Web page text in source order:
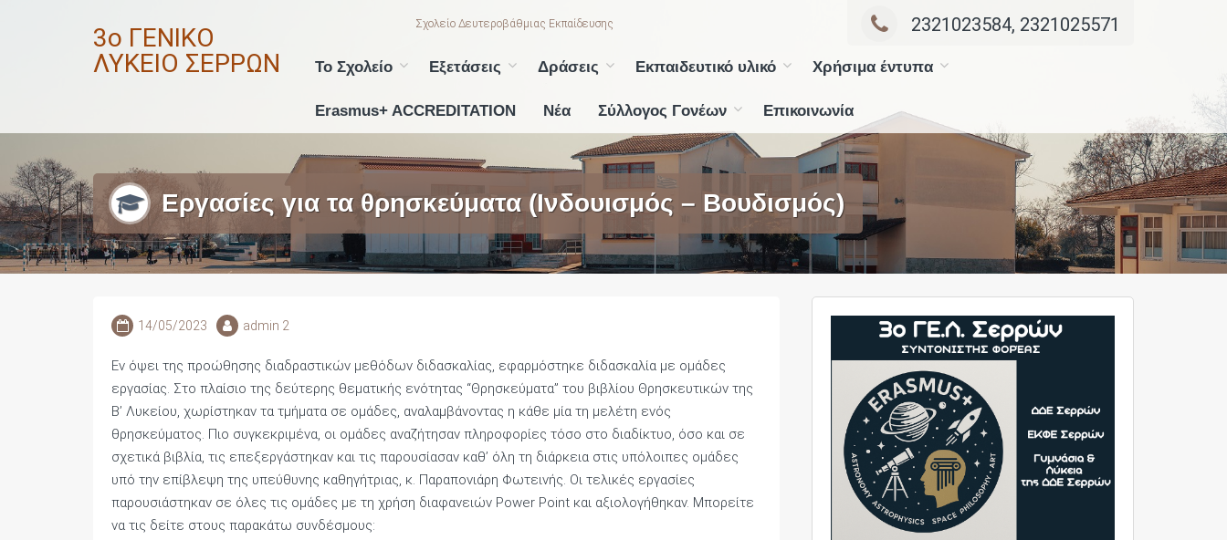
3ο ΓΕΝΙΚΟ
ΛΥΚΕΙΟ ΣΕΡΡΩΝ
Σχολείο Δευτεροβάθμιας Εκπαίδευσης 2321023584, 2321025571
Το Σχολείο Εξετάσεις Δράσεις Εκπαιδευτικό υλικό Χρήσιμα έντυπα
Erasmus+ ACCREDITATION Νέα Σύλλογος Γονέων Επικοινωνία
Εργασίες για τα θρησκεύματα (Ινδουισμός – Βουδισμός)
14/05/2023 admin 2
Εν όψει της προώθησης διαδραστικών μεθόδων διδασκαλίας, εφαρμόστηκε διδασκαλία με ομάδες
εργασίας. Στο πλαίσιο της δεύτερης θεματικής ενότητας “Θρησκεύματα” του βιβλίου Θρησκευτικών της
Β’ Λυκείου, χωρίστηκαν τα τμήματα σε ομάδες, αναλαμβάνοντας η κάθε μία τη μελέτη ενός
θρησκεύματος. Πιο συγκεκριμένα, οι ομάδες αναζήτησαν πληροφορίες τόσο στο διαδίκτυο, όσο και σε
σχετικά βιβλία, τις επεξεργάστηκαν και τις παρουσίασαν καθ’ όλη τη διάρκεια στις υπόλοιπες ομάδες
υπό την επίβλεψη της υπεύθυνης καθηγήτριας, κ. Παραπονιάρη Φωτεινής. Οι τελικές εργασίες
παρουσιάστηκαν σε όλες τις ομάδες με τη χρήση διαφανειών Power Point και αξιολογήθηκαν. Μπορείτε
να τις δείτε στους παρακάτω συνδέσμους: